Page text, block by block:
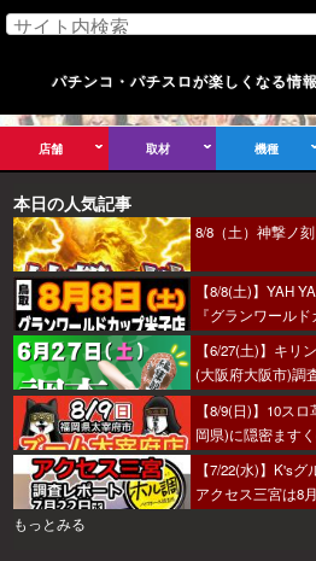
パチンコ・パチスロが楽しくなる情
店舗 取材 機種
本日の人気記事
8/8（土）神撃ノ
【8/8(土)】YAH
『グランワール
行こうか～！
【6/27(土)】キリ
(大阪府大阪市)調
【8/9(日)】10ス
岡県)に隠密ます
【7/22(水)】K's
アクセス三宮は8
もっとみる